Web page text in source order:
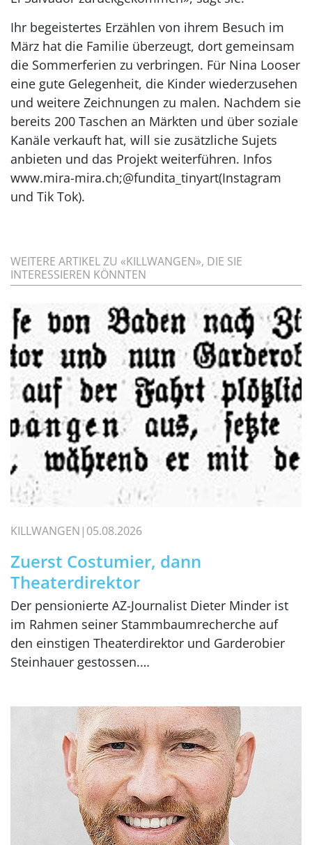
Ihr begeistertes Erzählen von ihrem Besuch im
März hat die Familie überzeugt, dort gemeinsam
die Sommerferien zu verbringen. Für Nina Looser
eine gute Gelegenheit, die Kinder wiederzusehen
und weitere Zeichnungen zu malen. Nachdem sie
bereits 200 Taschen an Märkten und über soziale
Kanäle verkauft hat, will sie zusätzliche Sujets
anbieten und das Projekt weiterführen. Infos
www.mira-mira.ch;@fundita_tinyart(Instagram
und Tik Tok).
WEITERE ARTIKEL ZU «KILLWANGEN», DIE SIE
INTERESSIEREN KÖNNTEN
KILLWANGEN 05.08.2026
Zuerst Costumier, dann
Theaterdirektor
Der pensionierte AZ-Journalist Dieter Minder ist
im Rahmen seiner Stammbaumrecherche auf
den einstigen Theaterdirektor und Garderobier
Steinhauer gestossen.…